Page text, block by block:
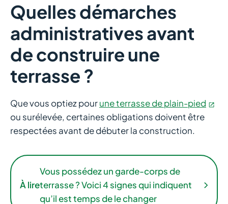
Quelles démarches
administratives avant
de construire une
terrasse ?
Que vous optiez pourune terrasse de plain-pied
ou surélevée, certaines obligations doivent être
respectées avant de débuter la construction.
À lire
Vous possédez un garde-corps de
terrasse ? Voici 4 signes qui indiquent
qu’il est temps de le changer